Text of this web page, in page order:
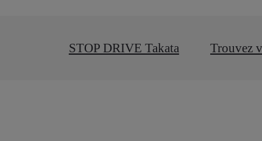
STOP DRIVE Takata Trouvez